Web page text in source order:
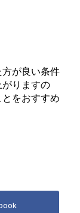
が良い条件
りますの
をおすすめ